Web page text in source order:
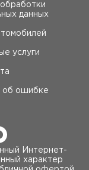
данных
услуги
об ошибке
Интернет-
характер